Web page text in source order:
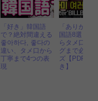
「好き」韓国語
で？絶対間違える
좋아하다, 좋다の
違い、タメ口から
丁寧まで4つの表
現
「ありがと
国語8選｜丁
らタメ口、
グまで必須
ズ【PDF・
き】